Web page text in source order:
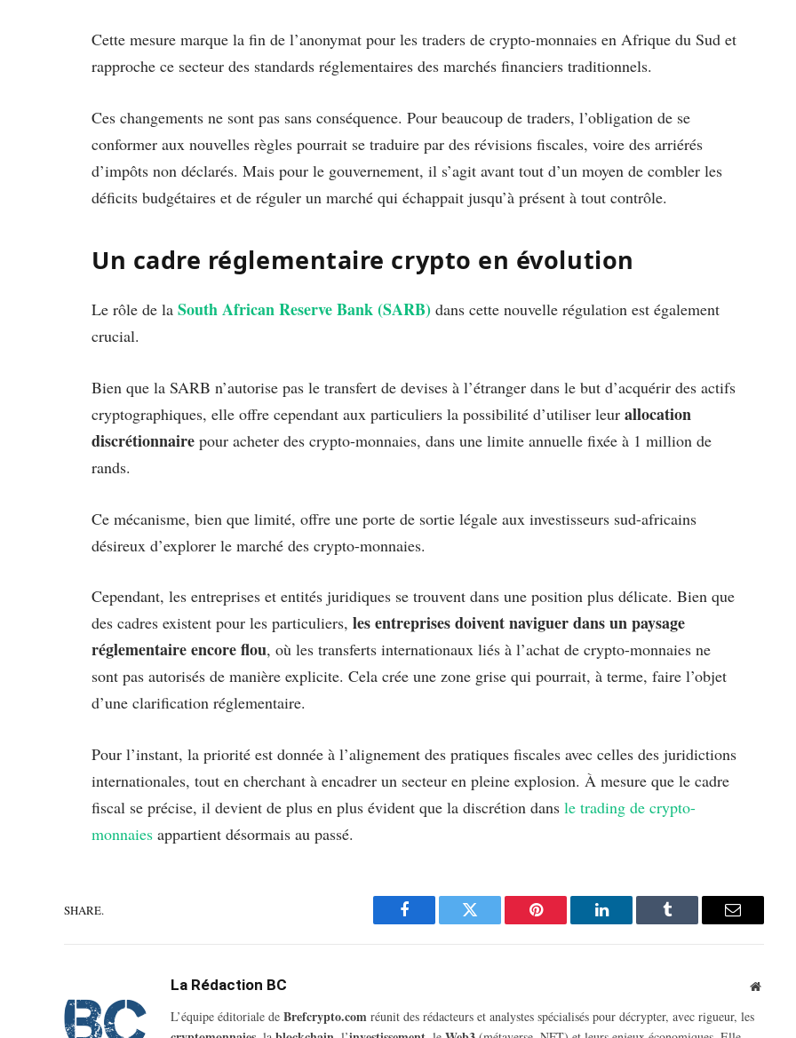
Cette mesure marque la fin de l’anonymat pour les traders de crypto-monnaies en Afrique du Sud et
rapproche ce secteur des standards réglementaires des marchés financiers traditionnels.
Ces changements ne sont pas sans conséquence. Pour beaucoup de traders, l’obligation de se
conformer aux nouvelles règles pourrait se traduire par des révisions fiscales, voire des arriérés
d’impôts non déclarés. Mais pour le gouvernement, il s’agit avant tout d’un moyen de combler les
déficits budgétaires et de réguler un marché qui échappait jusqu’à présent à tout contrôle.
Un cadre réglementaire crypto en évolution
Le rôle de la South African Reserve Bank (SARB) dans cette nouvelle régulation est également
crucial.
Bien que la SARB n’autorise pas le transfert de devises à l’étranger dans le but d’acquérir des actifs
cryptographiques, elle offre cependant aux particuliers la possibilité d’utiliser leur allocation
discrétionnaire pour acheter des crypto-monnaies, dans une limite annuelle fixée à 1 million de
rands.
Ce mécanisme, bien que limité, offre une porte de sortie légale aux investisseurs sud-africains
désireux d’explorer le marché des crypto-monnaies.
Cependant, les entreprises et entités juridiques se trouvent dans une position plus délicate. Bien que
des cadres existent pour les particuliers, les entreprises doivent naviguer dans un paysage
réglementaire encore flou, où les transferts internationaux liés à l’achat de crypto-monnaies ne
sont pas autorisés de manière explicite. Cela crée une zone grise qui pourrait, à terme, faire l’objet
d’une clarification réglementaire.
Pour l’instant, la priorité est donnée à l’alignement des pratiques fiscales avec celles des juridictions
internationales, tout en cherchant à encadrer un secteur en pleine explosion. À mesure que le cadre
fiscal se précise, il devient de plus en plus évident que la discrétion dans le trading de crypto-
monnaies appartient désormais au passé.
SHARE.
Facebook Twitter Pinterest LinkedIn Tumblr Email
La Rédaction BC
L’équipe éditoriale de Brefcrypto.com réunit des rédacteurs et analystes spécialisés pour décrypter, avec rigueur, les